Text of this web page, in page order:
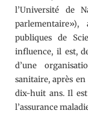
l’Université de
publiques de
influence, il est,
d’une
sanitaire, après
dix-huit ans. Il
l’assurance